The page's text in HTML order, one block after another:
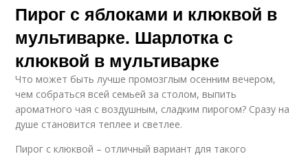
Пирог с яблоками и клюквой в
мультиварке. Шарлотка с
клюквой в мультиварке
Что может быть лучше промозглым осенним вечером,
чем собраться всей семьей за столом, выпить
ароматного чая с воздушным, сладким пирогом? Сразу на
душе становится теплее и светлее.
Пирог с клюквой – отличный вариант для такого